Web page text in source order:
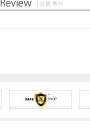
| 상품 후기